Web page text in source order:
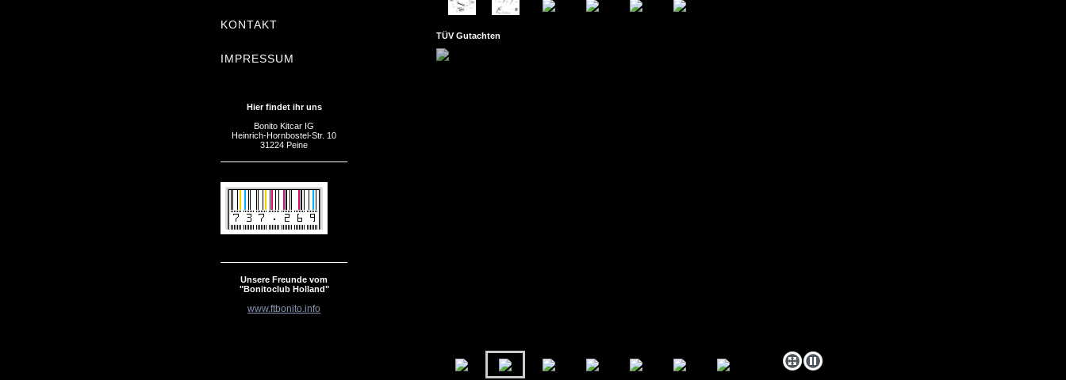
TÜV Gutachten
KONTAKT
IMPRESSUM
Hier findet ihr uns
Bonito Kitcar IG
Heinrich-Hornbostel-Str. 10
31224 Peine
Unsere Freunde vom
"Bonitoclub Holland"
www.ftbonito.info